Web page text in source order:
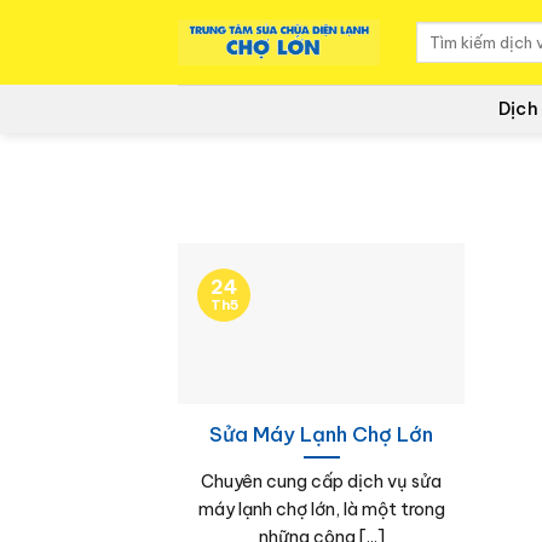
Dịch
Sửa Máy Lạnh Chợ Lớn
Chuyên cung cấp dịch vụ sửa
máy lạnh chợ lớn, là một trong
những công [...]
24
Th5